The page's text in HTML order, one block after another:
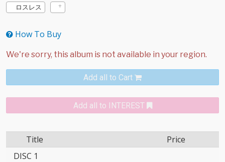
ロスレス
How To Buy
Add all to Cart
Add all to INTEREST
Title
Price
DISC 1